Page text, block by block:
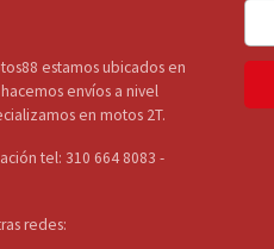
estamos ubicados en
envíos a nivel
en motos 2T.
tel: 310 664 8083 -
redes: